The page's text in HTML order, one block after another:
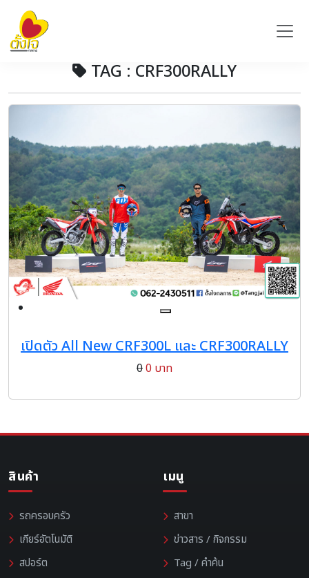
TAG : CRF300RALLY
เปิดตัว All New CRF300L และ CRF300RALLY
00 บาท
สินค้า
รถครอบครัว
เกียร์อัตโนมัติ
สปอร์ต
เมนู
สาขา
ข่าวสาร / กิจกรรม
Tag / คำค้น